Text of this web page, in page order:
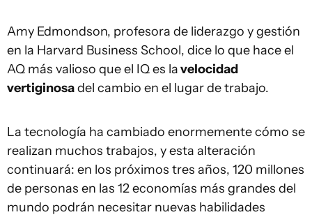
Amy Edmondson, profesora de liderazgo y gestión
en la Harvard Business School, dice lo que hace el
AQ más valioso que el IQ es lavelocidad
vertiginosadel cambio en el lugar de trabajo.
La tecnología ha cambiado enormemente cómo se
realizan muchos trabajos, y esta alteración
continuará: en los próximos tres años, 120 millones
de personas en las 12 economías más grandes del
mundo podrán necesitar nuevas habilidades